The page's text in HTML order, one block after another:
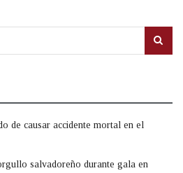
de causar accidente mortal en el
salvadoreño durante gala en